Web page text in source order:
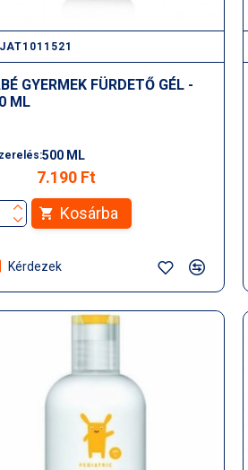
GYERMEK FÜRDETŐ GÉL -
ML
500 ML
7.190 Ft
Kosárba
Kérdezek